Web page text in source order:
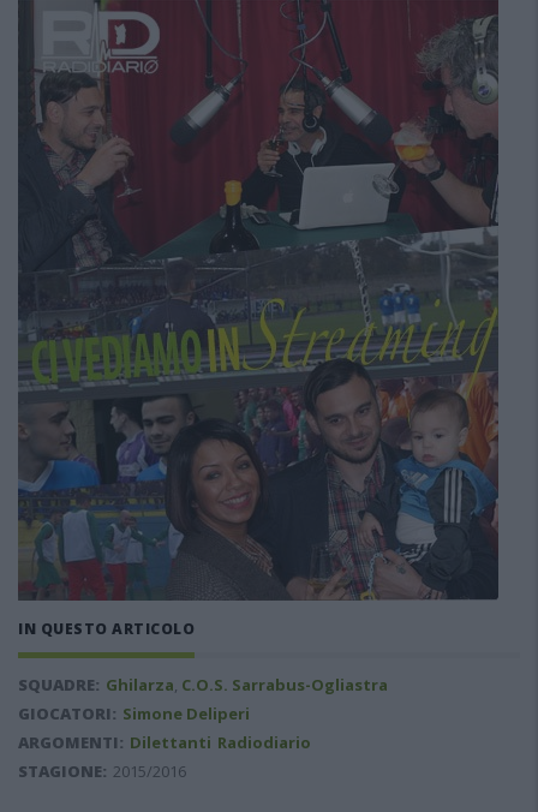
IN QUESTO ARTICOLO
SQUADRE: Ghilarza C.O.S. Sarrabus-Ogliastra
GIOCATORI: Simone Deliperi
ARGOMENTI: Dilettanti Radiodiario
STAGIONE: 2015/2016